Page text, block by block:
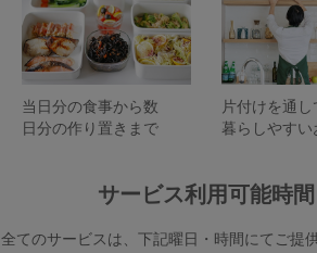
当日分の食事から数
日分の作り置きまで
片付けを通し
暮らしやすい
サービス利用可能時間
全てのサービスは、下記曜日・時間にてご提